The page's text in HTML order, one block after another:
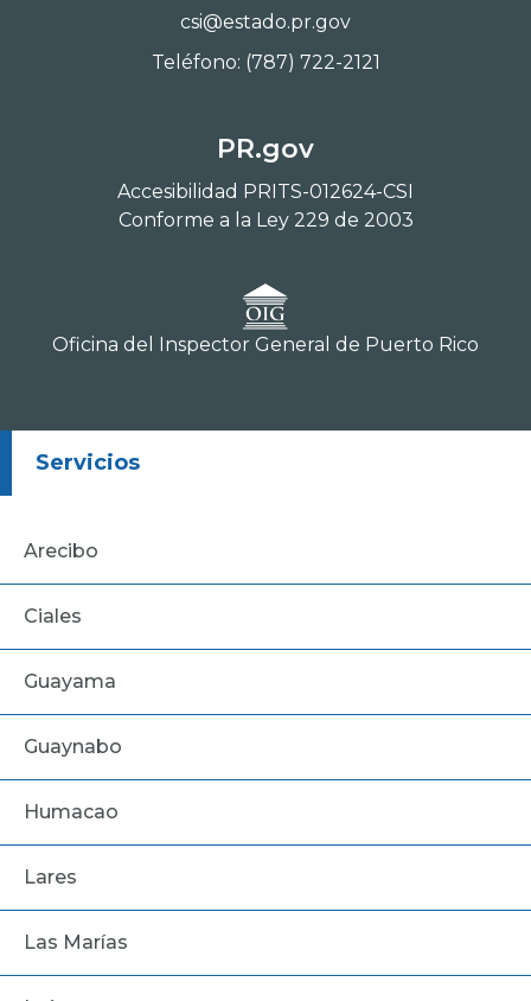
csi@estado.pr.gov
Teléfono: (787) 722-2121
PR.gov
Accesibilidad PRITS-012624-CSI
Conforme a la Ley 229 de 2003
Oficina del Inspector General de Puerto Rico
Servicios
Arecibo
Ciales
Guayama
Guaynabo
Humacao
Lares
Las Marías